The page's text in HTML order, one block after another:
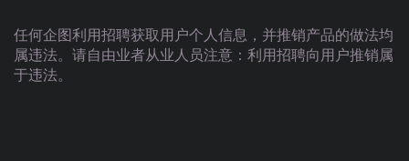
任何企图利用招聘获取用户个人信息，并推销产品的做法均
属违法。请自由业者从业人员注意：利用招聘向用户推销属
于违法。